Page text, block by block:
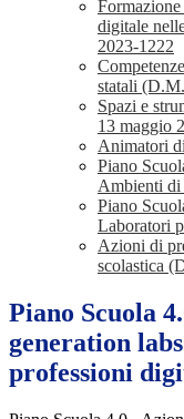
digitale
2023-1222
statali
Spazi e
13 maggio
Animatori
Piano
Ambienti di
Piano
Laboratori
Azioni di
scolastica
Piano Scuola
generation
professioni